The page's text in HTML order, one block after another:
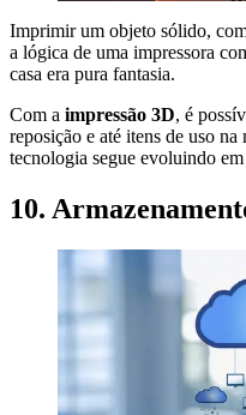
Imprimir um objeto sólido,
a lógica de uma impressora
casa era pura fantasia.
Com a impressão 3D, é
reposição e até itens de uso
tecnologia segue evoluindo
10.